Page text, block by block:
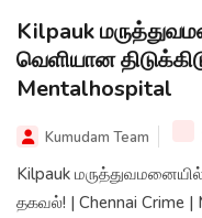
Kilpauk
வெளியான
Mentalhospital
Kumudam Team
Kilpauk
தகவல்! | Chennai Crime |